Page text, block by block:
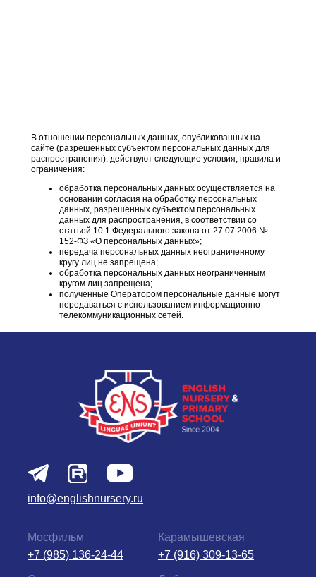
В отношении персональных данных, опубликованных на
сайте (разрешенных субъектом персональных данных для
распространения), действуют следующие условия, правила и
ограничения:
обработка персональных данных осуществляется на
основании согласия на обработку персональных
данных, разрешенных субъектом персональных
данных для распространения, в соответствии со
статьей 10.1 Федерального закона от 27.07.2006 №
152-ФЗ «О персональных данных»;
передача персональных данных неограниченному
кругу лиц не запрещена;
обработка персональных данных неограниченным
кругом лиц запрещена;
полученные Оператором персональные данные могут
передаваться с использованием информационно-
телекоммуникационных сетей.
info@englishnursery.ru
+7 (916) 309-13-65
Карамышевская
+7 (985) 136-24-44
Мосфильм